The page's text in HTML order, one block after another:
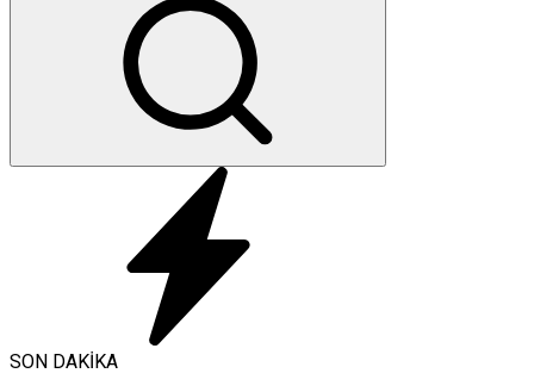
SON DAKİKA